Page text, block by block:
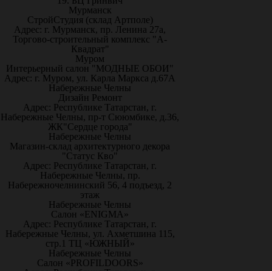
Мурманск
СтройСтудия (склад Артполе)
Адрес: г. Мурманск, пр. Ленина 27а,
Торгово-строительный комплекс "А-
Квадрат"
Муром
Интерьерный салон "МОДНЫЕ ОБОИ"
Адрес: г. Муром, ул. Карла Маркса д.67А
Набережные Челны
Дизайн Ремонт
Адрес: Республике Татарстан, г.
Набережные Челны, пр-т Сююмбике, д.36,
ЖК"Сердце города"
Набережные Челны
Магазин-склад архитектурного декора
"Статус Кво"
Адрес: Республике Татарстан, г.
Набережные Челны, пр.
Набережночелнинский 56, 4 подъезд, 2
этаж
Набережные Челны
Салон «ENIGMA»
Адрес: Республике Татарстан, г.
Набережные Челны, ул. Ахметшина 115,
стр.1 ТЦ «ЮЖНЫЙ»
Набережные Челны
Салон «PROFILDOORS»